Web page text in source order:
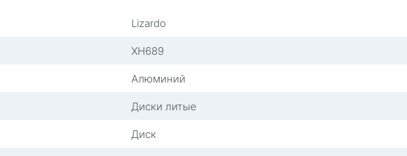
Lizardo
XH689
Алюминий
Диски литые
Диск